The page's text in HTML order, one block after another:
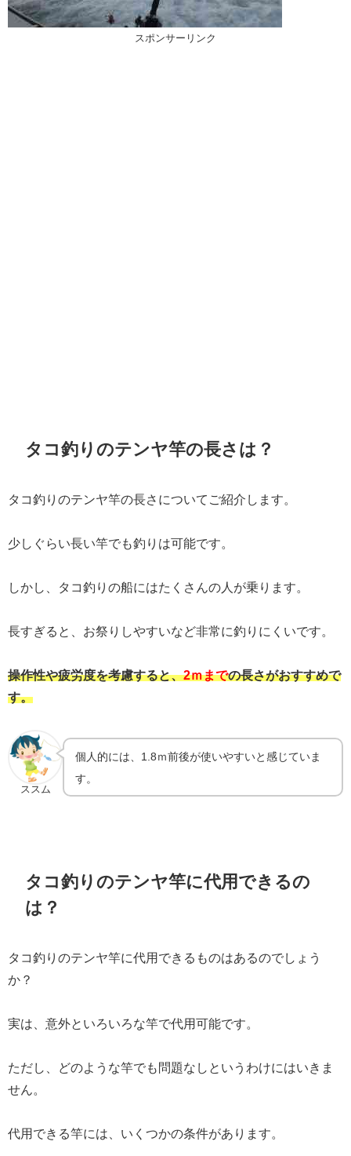
スポンサーリンク
タコ釣りのテンヤ竿の長さは？
タコ釣りのテンヤ竿の長さについてご紹介します。
少しぐらい長い竿でも釣りは可能です。
しかし、タコ釣りの船にはたくさんの人が乗ります。
長すぎると、お祭りしやすいなど非常に釣りにくいです。
操作性や疲労度を考慮すると、2ｍまでの長さがおすすめで
す。
ススム
個人的には、1.8ｍ前後が使いやすいと感じていま
す。
タコ釣りのテンヤ竿に代用できるの
は？
タコ釣りのテンヤ竿に代用できるものはあるのでしょう
か？
実は、意外といろいろな竿で代用可能です。
ただし、どのような竿でも問題なしというわけにはいきま
せん。
代用できる竿には、いくつかの条件があります。